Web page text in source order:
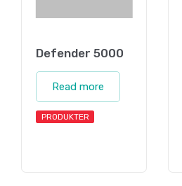
Defender 5000
Read more
PRODUKTER